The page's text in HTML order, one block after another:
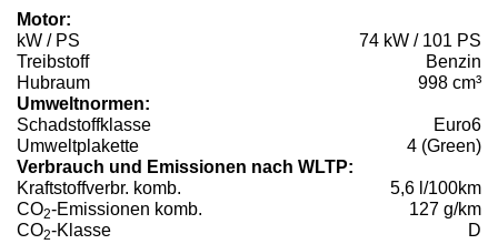
Motor:
kW / PS
74 kW / 101 PS
Treibstoff
Benzin
Hubraum
998 cm³
Umweltnormen:
Schadstoffklasse
Euro6
Umweltplakette
4 (Green)
Verbrauch und Emissionen nach WLTP:
Kraftstoffverbr. komb.
5,6 l/100km
CO2-Emissionen komb.
127 g/km
CO2-Klasse D